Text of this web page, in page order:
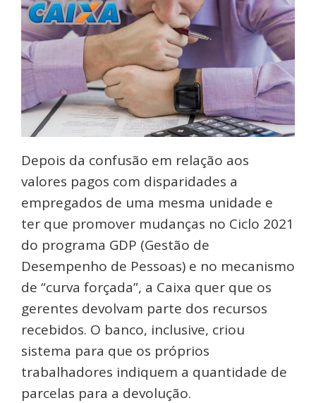
Depois da confusão em relação aos
valores pagos com disparidades a
empregados de uma mesma unidade e
ter que promover mudanças no Ciclo 2021
do programa GDP (Gestão de
Desempenho de Pessoas) e no mecanismo
de “curva forçada”, a Caixa quer que os
gerentes devolvam parte dos recursos
recebidos. O banco, inclusive, criou
sistema para que os próprios
trabalhadores indiquem a quantidade de
parcelas para a devolução.